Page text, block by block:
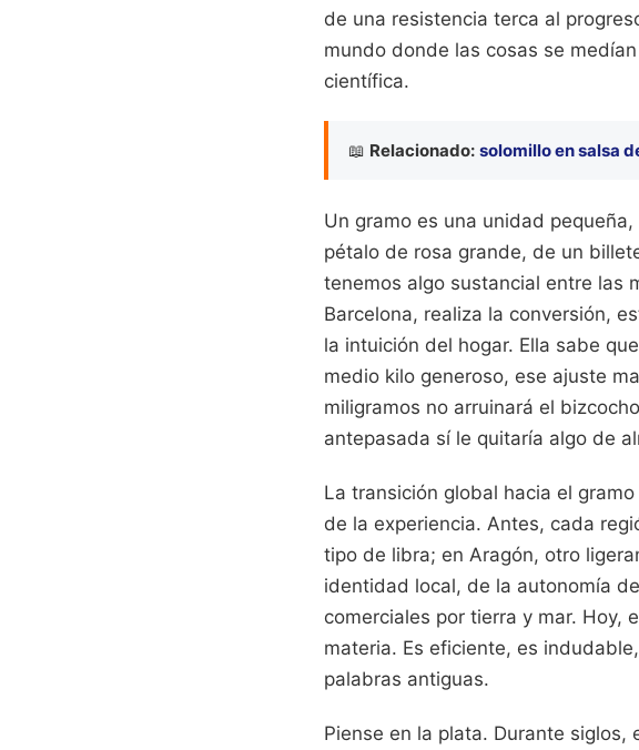
de una resistencia terca al
mundo donde las cosas se
científica.
📖 Relacionado: solomillo en salsa
Un gramo es una unidad
pétalo de rosa grande, de un
tenemos algo sustancial entre las
Barcelona, realiza la conversión,
la intuición del hogar. Ella sabe
medio kilo generoso, ese ajuste
miligramos no arruinará el
antepasada sí le quitaría algo de
La transición global hacia el
de la experiencia. Antes, cada
tipo de libra; en Aragón, otro
identidad local, de la autonomía
comerciales por tierra y mar. Hoy,
materia. Es eficiente, es
palabras antiguas.
Piense en la plata. Durante